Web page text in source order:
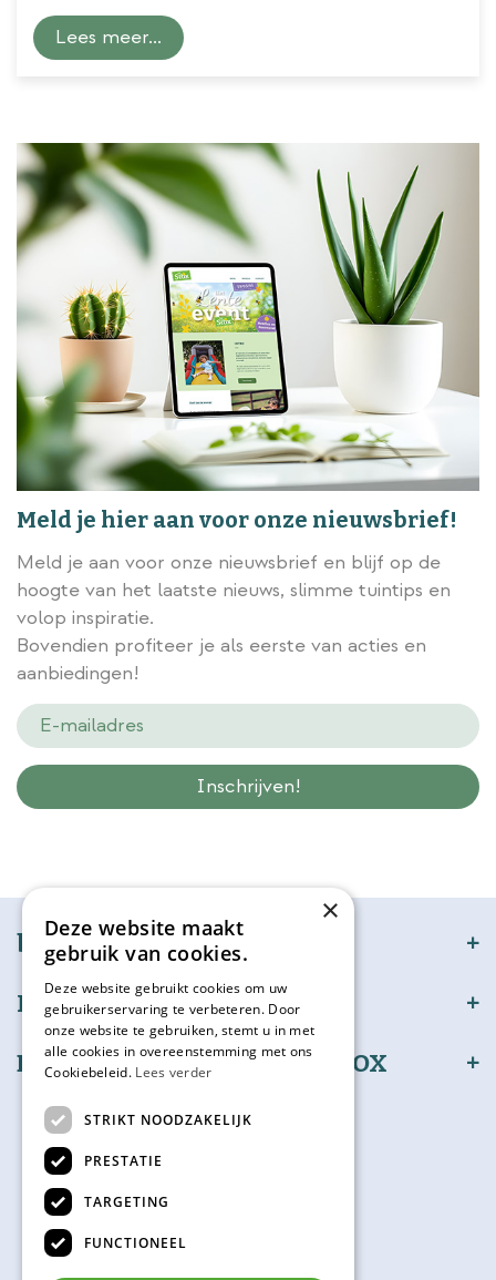
van kunt smullen. Ons tuincentrum zet vijf
toppers voor je op een rij.
Lees meer...
Meld je hier aan voor onze nieuwsbrief!
Meld je aan voor onze nieuwsbrief en blijf op de
hoogte van het laatste nieuws, slimme tuintips en
volop inspiratie.
Bovendien profiteer je als eerste van acties en
aanbiedingen!
bijSTOX
Klantenservice
Bestel en betaal veilig bijSTOX
Volg ons
×
Deze website maakt
gebruik van cookies.
Deze website gebruikt cookies om uw
gebruikerservaring te verbeteren. Door
onze website te gebruiken, stemt u in met
alle cookies in overeenstemming met ons
Cookiebeleid. Lees verder
STRIKT NOODZAKELIJK
PRESTATIE
TARGETING
FUNCTIONEEL